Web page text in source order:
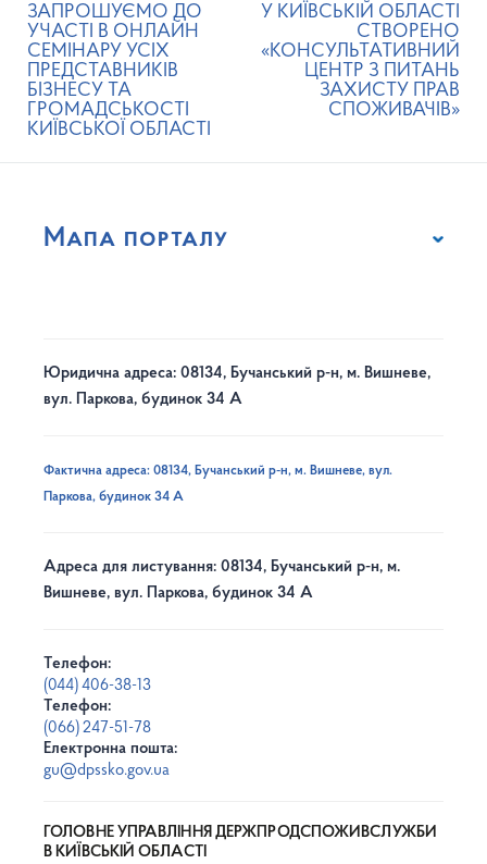
ЗАПРОШУЄМО ДО
УЧАСТІ В ОНЛАЙН
СЕМІНАРУ УСІХ
ПРЕДСТАВНИКІВ
БІЗНЕСУ ТА
ГРОМАДСЬКОСТІ
КИЇВСЬКОЇ ОБЛАСТІ
У КИЇВСЬКІЙ ОБЛАСТІ
СТВОРЕНО
«КОНСУЛЬТАТИВНИЙ
ЦЕНТР З ПИТАНЬ
ЗАХИСТУ ПРАВ
СПОЖИВАЧІВ»
Мапа порталу
Юридична адреса: 08134, Бучанський р-н, м. Вишневе,
вул. Паркова, будинок 34 А
Фактична адреса: 08134, Бучанський р-н, м. Вишневе, вул.
Паркова, будинок 34 А
Адреса для листування: 08134, Бучанський р-н, м.
Вишневе, вул. Паркова, будинок 34 А
Телефон:
(044) 406-38-13
Телефон:
(066) 247-51-78
Електронна пошта:
gu@dpssko.gov.ua
ГОЛОВНЕ УПРАВЛІННЯ ДЕРЖПРОДСПОЖИВСЛУЖБИ
В КИЇВСЬКІЙ ОБЛАСТІ